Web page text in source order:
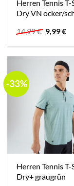
Herren Tennis T-
Dry VN ocker/
14,99€
war:
14,99 €
9,99€
-33%
Herren Tennis T-
Dry+ graugrün